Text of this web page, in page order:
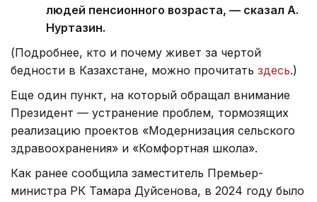
людей пенсионного возраста, — сказал А.
Нуртазин.
(Подробнее, кто и почему живет за чертой
бедности в Казахстане, можно прочитать здесь.)
Еще один пункт, на который обращал внимание
Президент — устранение проблем, тормозящих
реализацию проектов «Модернизация сельского
здравоохранения» и «Комфортная школа».
Как ранее сообщила заместитель Премьер-
министра РК Тамара Дуйсенова, в 2024 году было